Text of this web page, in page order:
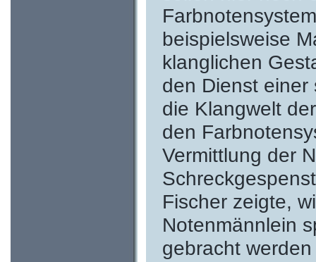
beispielsweise
klanglichen
den Dienst einer
die Klangwelt
den
Vermittlung der
Fischer zeigte,
Notenmännlein
gebracht